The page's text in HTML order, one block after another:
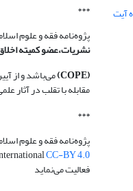
آیت
***
پژوه‌نامه فقه و علوم
نشریات،عضو کمیته
(COPE)
می‌باشد و از
مقابله با تقلب در آثار
***
CC-BY 4.0
فعالیت می‌نماید